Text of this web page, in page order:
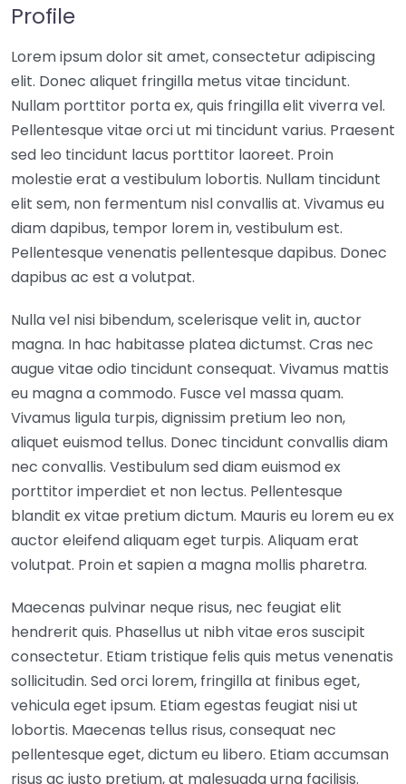
Profile
Lorem ipsum dolor sit amet, consectetur adipiscing
elit. Donec aliquet fringilla metus vitae tincidunt.
Nullam porttitor porta ex, quis fringilla elit viverra vel.
Pellentesque vitae orci ut mi tincidunt varius. Praesent
sed leo tincidunt lacus porttitor laoreet. Proin
molestie erat a vestibulum lobortis. Nullam tincidunt
elit sem, non fermentum nisl convallis at. Vivamus eu
diam dapibus, tempor lorem in, vestibulum est.
Pellentesque venenatis pellentesque dapibus. Donec
dapibus ac est a volutpat.
Nulla vel nisi bibendum, scelerisque velit in, auctor
magna. In hac habitasse platea dictumst. Cras nec
augue vitae odio tincidunt consequat. Vivamus mattis
eu magna a commodo. Fusce vel massa quam.
Vivamus ligula turpis, dignissim pretium leo non,
aliquet euismod tellus. Donec tincidunt convallis diam
nec convallis. Vestibulum sed diam euismod ex
porttitor imperdiet et non lectus. Pellentesque
blandit ex vitae pretium dictum. Mauris eu lorem eu ex
auctor eleifend aliquam eget turpis. Aliquam erat
volutpat. Proin et sapien a magna mollis pharetra.
Maecenas pulvinar neque risus, nec feugiat elit
hendrerit quis. Phasellus ut nibh vitae eros suscipit
consectetur. Etiam tristique felis quis metus venenatis
sollicitudin. Sed orci lorem, fringilla at finibus eget,
vehicula eget ipsum. Etiam egestas feugiat nisi ut
lobortis. Maecenas tellus risus, consequat nec
pellentesque eget, dictum eu libero. Etiam accumsan
risus ac justo pretium, at malesuada urna facilisis.